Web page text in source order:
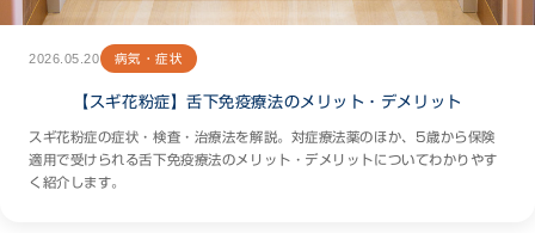
2026.05.20 病気・症状
【スギ花粉症】舌下免疫療法のメリット・デメリット
スギ花粉症の症状・検査・治療法を解説。対症療法薬のほか、5歳から保険
適用で受けられる舌下免疫療法のメリット・デメリットについてわかりやす
く紹介します。